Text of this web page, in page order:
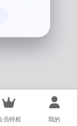
员特权 我的